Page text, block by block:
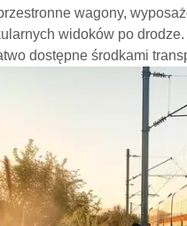
wagony,
widoków po
dostępne środkami